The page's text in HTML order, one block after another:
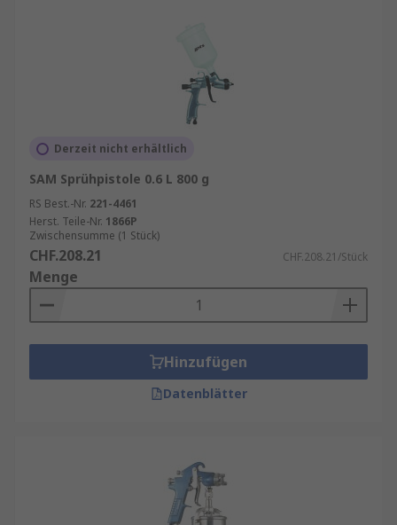
Derzeit nicht erhältlich
SAM Sprühpistole 0.6 L 800 g
RS Best.-Nr. 221-4461
Herst. Teile-Nr. 1866P
Zwischensumme (1 Stück)
CHF.208.21 CHF.208.21/Stück
Menge
Hinzufügen
Datenblätter